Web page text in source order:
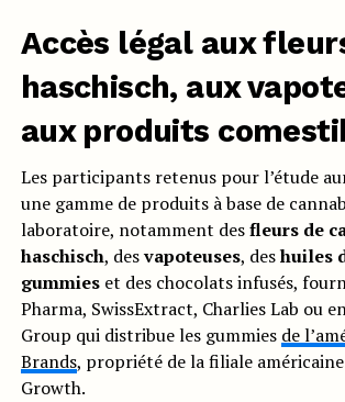
Accès légal aux
haschisch, aux
aux produits
Les participants retenus pour l’étude
une gamme de produits à base de
laboratoire, notamment desfleurs de
haschisch, desvapoteuses, deshuiles
gummieset des chocolats infusés,
Pharma, SwissExtract, Charlies Lab ou
Group qui distribue les gummies de
Brands, propriété de la filiale
Growth.